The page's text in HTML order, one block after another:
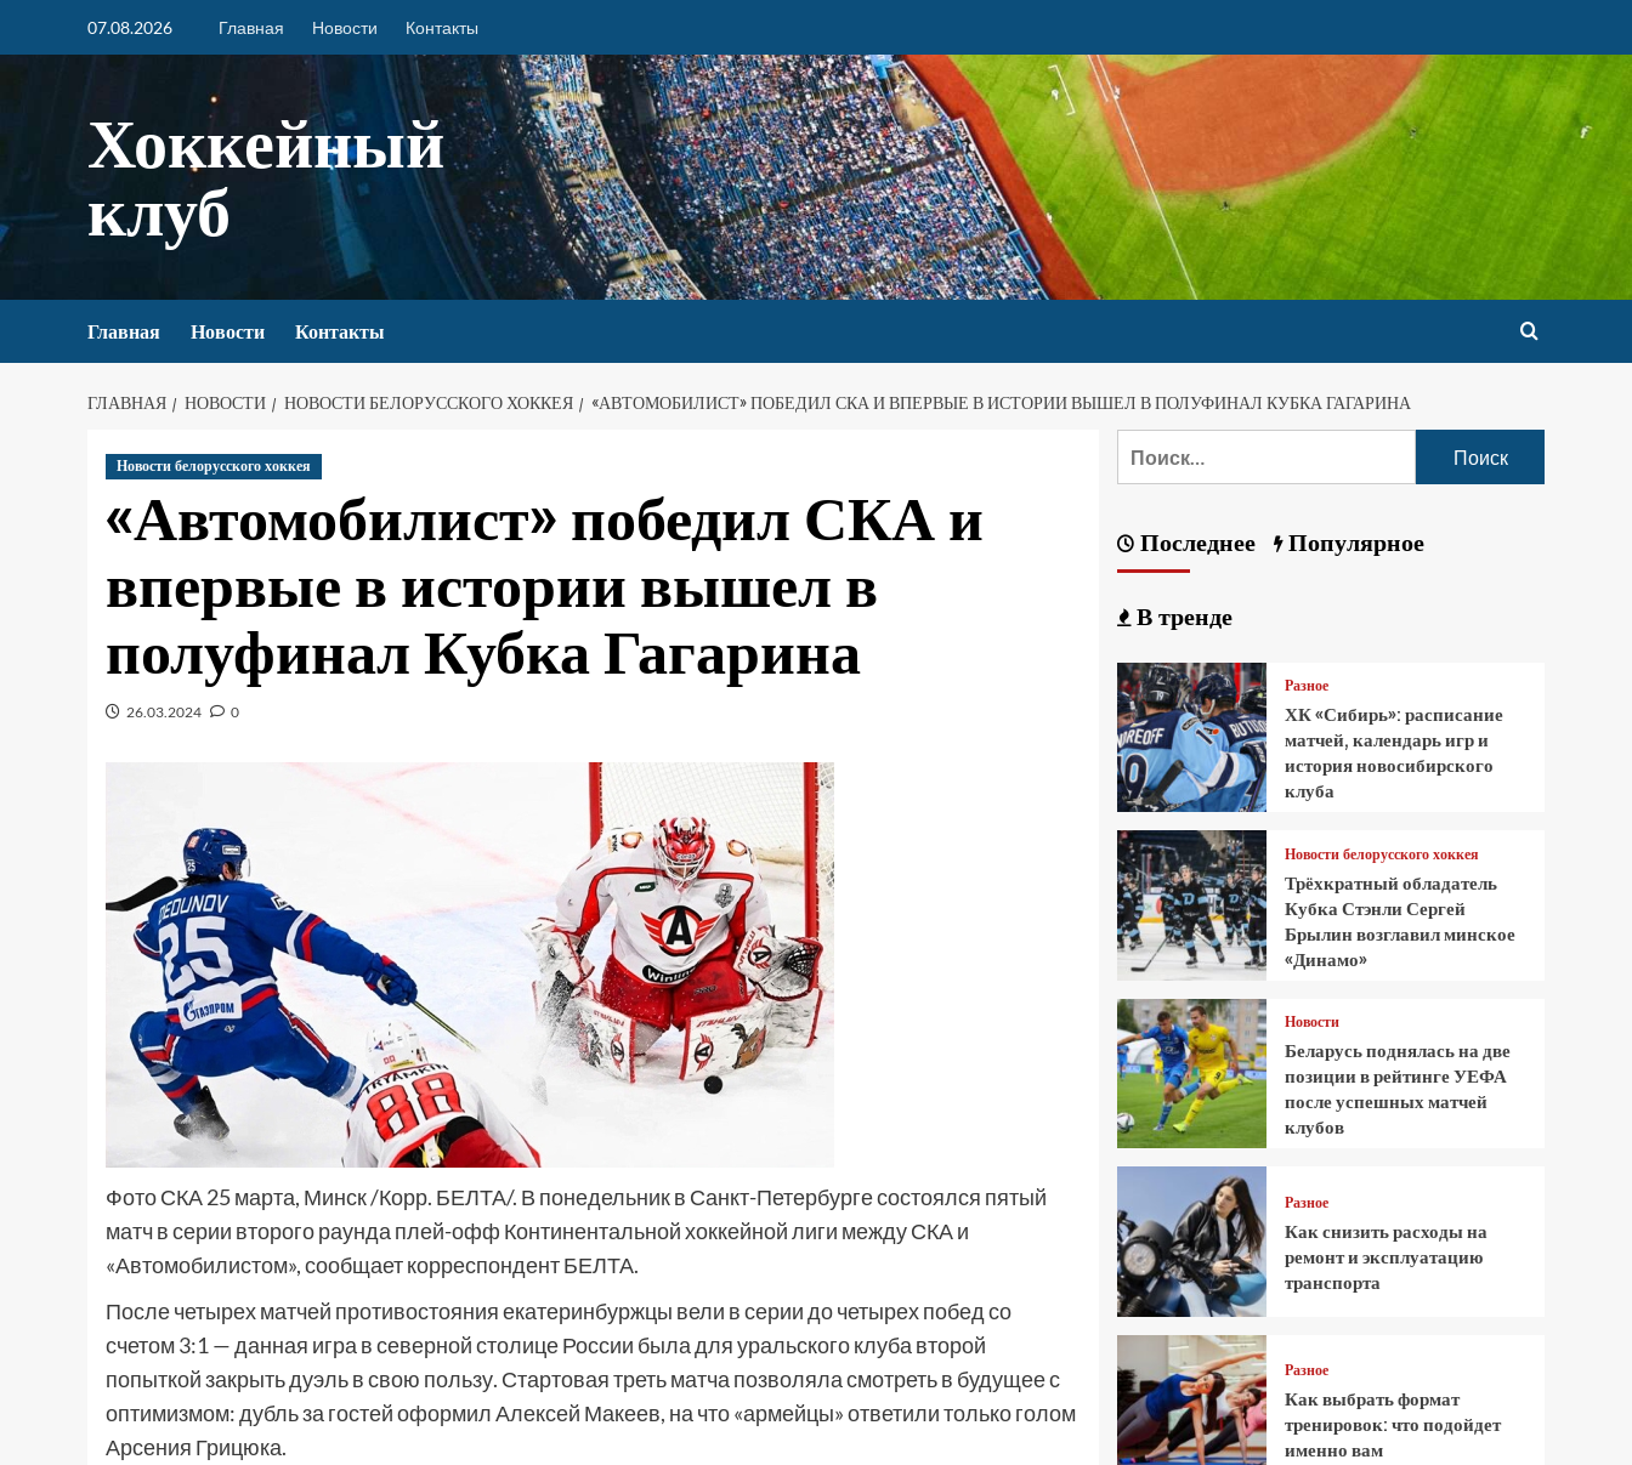
07.08.2026 Главная Новости Контакты
Хоккейный
клуб
Главная Новости Контакты
ГЛАВНАЯ НОВОСТИ НОВОСТИ БЕЛОРУССКОГО ХОККЕЯ «АВТОМОБИЛИСТ» ПОБЕДИЛ СКА И ВПЕРВЫЕ В ИСТОРИИ ВЫШЕЛ В ПОЛУФИНАЛ КУБКА ГАГАРИНА
Новости белорусского хоккея
«Автомобилист» победил СКА и
впервые в истории вышел в
полуфинал Кубка Гагарина
26.03.2024 0
Фото СКА 25 марта, Минск /Корр. БЕЛТА/. В понедельник в Санкт-Петербурге состоялся пятый
матч в серии второго раунда плей-офф Континентальной хоккейной лиги между СКА и
«Автомобилистом», сообщает корреспондент БЕЛТА.
После четырех матчей противостояния екатеринбуржцы вели в серии до четырех побед со
счетом 3:1 — данная игра в северной столице России была для уральского клуба второй
попыткой закрыть дуэль в свою пользу. Стартовая треть матча позволяла смотреть в будущее с
оптимизмом: дубль за гостей оформил Алексей Макеев, на что «армейцы» ответили только голом
Арсения Грицюка.
Последнее Популярное
В тренде
Разное
ХК «Сибирь»: расписание
матчей, календарь игр и
история новосибирского
клуба
Новости белорусского хоккея
Трёхкратный обладатель
Кубка Стэнли Сергей
Брылин возглавил минское
«Динамо»
Новости
Беларусь поднялась на две
позиции в рейтинге УЕФА
после успешных матчей
клубов
Разное
Как снизить расходы на
ремонт и эксплуатацию
транспорта
Разное
Как выбрать формат
тренировок: что подойдет
именно вам